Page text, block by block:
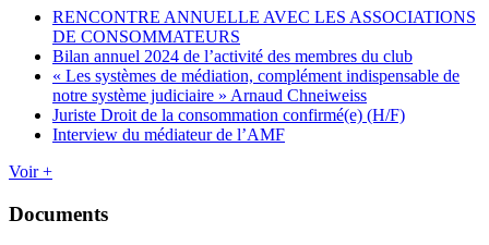
RENCONTRE ANNUELLE AVEC LES ASSOCIATIONS
DE CONSOMMATEURS
Bilan annuel 2024 de l’activité des membres du club
« Les systèmes de médiation, complément indispensable de
notre système judiciaire » Arnaud Chneiweiss
Juriste Droit de la consommation confirmé(e) (H/F)
Interview du médiateur de l’AMF
Voir +
Documents